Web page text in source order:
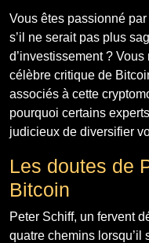
Vous êtes passionné
s’il ne serait pas plus
d’investissement ? Vous
célèbre critique de
associés à cette
pourquoi certains
judicieux de diversifier
Les doutes de
Bitcoin
Peter Schiff, un fervent
quatre chemins lorsqu’il